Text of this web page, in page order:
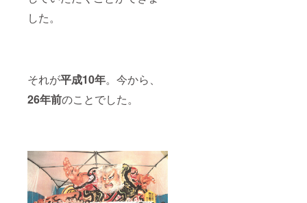
した。
それが平成10年。今から、
26年前のことでした。